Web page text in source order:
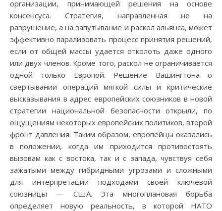
организации, принимающей решения на основе
консенсуса. Стратегия, направленная не на
разрушение, а на запутывание и раскол альянса, может
эффективно парализовать процесс принятия решений,
если от общей массы удается отколоть даже одного
или двух членов. Кроме того, раскол не ограничивается
одной только Европой. Решение Вашингтона о
свертывании операций мягкой силы и критические
высказывания в адрес европейских союзников в новой
стратегии национальной безопасности открыли, по
ощущениям некоторых европейских политиков, второй
фронт давления. Таким образом, европейцы оказались
в положении, когда им приходится противостоять
вызовам как с востока, так и с запада, чувствуя себя
зажатыми между гибридными угрозами и сложными
для интерпретации подходами своей ключевой
союзницы — США. Эта многоплановая борьба
определяет новую реальность, в которой НАТО